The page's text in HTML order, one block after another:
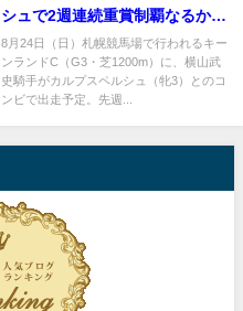
シュで2週連続重賞制覇なるか？
キーンランドCに挑む！
8月24日（日）札幌競馬場で行われるキー
ンランドC（G3・芝1200m）に、横山武
史騎手がカルプスペルシュ（牝3）とのコ
ンビで出走予定。先週...